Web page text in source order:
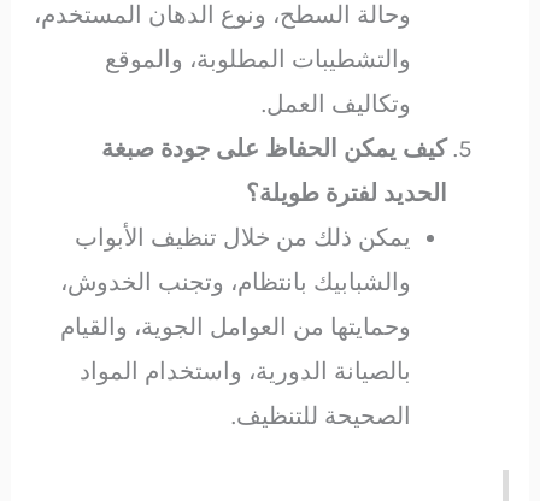
وحالة السطح، ونوع الدهان المستخدم،
والتشطيبات المطلوبة، والموقع
وتكاليف العمل.
كيف يمكن الحفاظ على جودة صبغة
الحديد لفترة طويلة؟
يمكن ذلك من خلال تنظيف الأبواب
والشبابيك بانتظام، وتجنب الخدوش،
وحمايتها من العوامل الجوية، والقيام
بالصيانة الدورية، واستخدام المواد
الصحيحة للتنظيف.